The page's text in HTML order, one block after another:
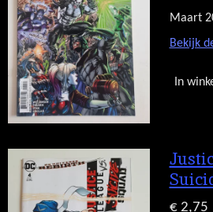
Maart
Bekijk
In
€ 2,75